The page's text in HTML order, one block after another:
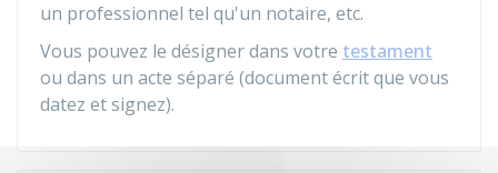
un professionnel tel qu'un notaire, etc.
Vous pouvez le désigner dans votre testament
ou dans un acte séparé (document écrit que vous
datez et signez).